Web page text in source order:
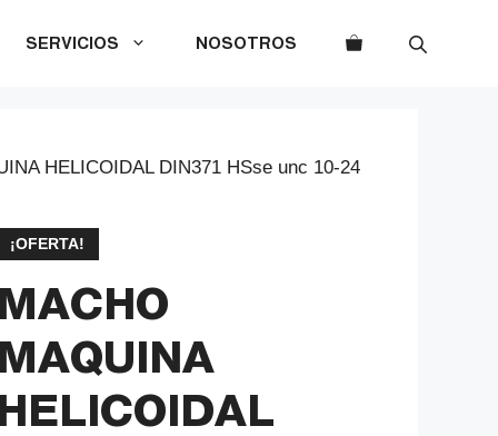
SERVICIOS NOSOTROS
HELICOIDAL DIN371 HSse unc 10-24
¡OFERTA!
MACHO
MAQUINA
HELICOIDAL